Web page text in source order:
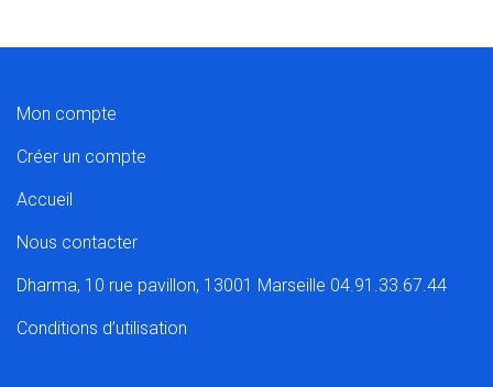
Mon compte
Créer un compte
Accueil
Nous contacter
Dharma, 10 rue pavillon, 13001 Marseille 04.91.33.67.44
Conditions d’utilisation